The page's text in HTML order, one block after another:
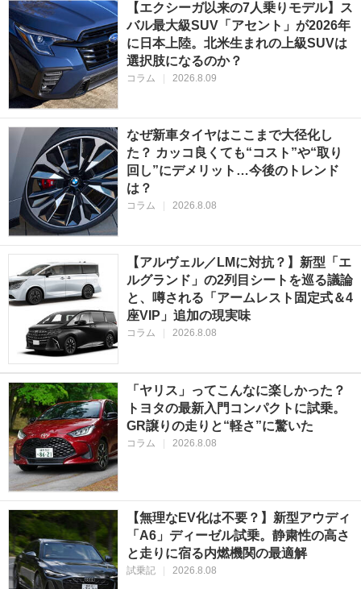
【エクシーガ以来の7人乗りモデル】ス
バル最大級SUV「アセント」が2026年
に日本上陸。北米生まれの上級SUVは
選択肢になるのか？
コラム 2026.8.09
なぜ新車タイヤはここまで大径化し
た？ カッコ良くても“コスト”や“取り
回し”にデメリット…今後のトレンド
は？
コラム 2026.8.08
【アルヴェル／LMに対抗？】新型「エ
ルグランド」の2列目シートを巡る議論
と、噂される「アームレスト固定式＆4
座VIP」追加の現実味
コラム 2026.8.08
「ヤリス」ってこんなに楽しかった？
トヨタの最新入門コンパクトに試乗。
GR譲りの走りと“軽さ”に驚いた
コラム 2026.8.08
【無理なEV化は不要？】新型アウディ
「A6」ディーゼル試乗。静粛性の高さ
と走りに宿る内燃機関の最適解
試乗記 | 2026.8.08